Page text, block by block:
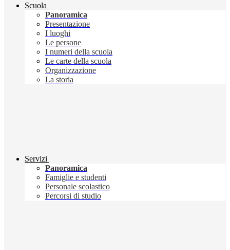
Scuola
Panoramica
Presentazione
I luoghi
Le persone
I numeri della scuola
Le carte della scuola
Organizzazione
La storia
Servizi
Panoramica
Famiglie e studenti
Personale scolastico
Percorsi di studio